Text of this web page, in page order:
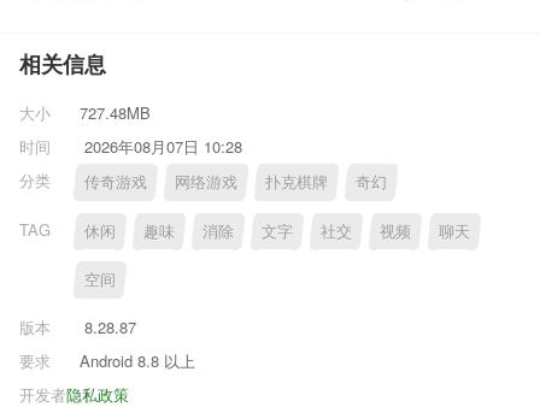
相关信息
大小
727.48MB
时间
2026年08月07日 10:28
分类
传奇游戏 网络游戏 扑克棋牌 奇幻
TAG 休闲 趣味 消除 文字 社交 视频 聊天
空间
版本
8.28.87
要求
Android 8.8 以上
隐私政策
开发者